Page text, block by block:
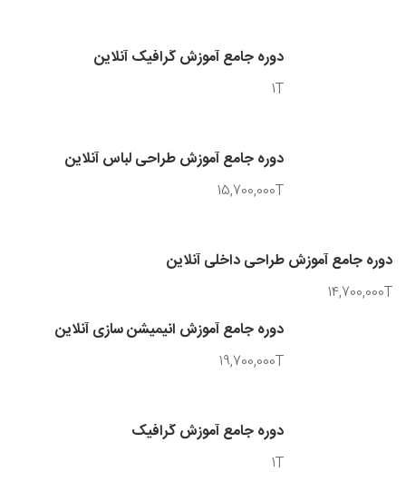
دوره جامع آموزش گرافیک آنلاین
1T
دوره جامع آموزش طراحی لباس آنلاین
15,700,000T
دوره جامع آموزش طراحی داخلی آنلاین
14,700,000T
دوره جامع آموزش انیمیشن سازی آنلاین
19,700,000T
دوره جامع آموزش گرافیک
1T